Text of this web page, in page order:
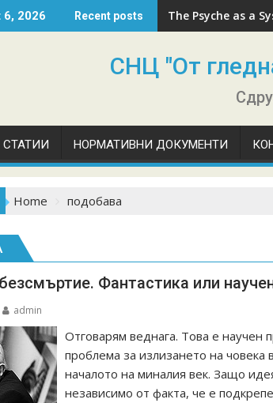
6, 2026 Recent posts The Psyche as a
СНЦ "От
СТАТИИ НОРМАТИВНИ ДОКУМЕНТИ
Home подобава
Фантастика или
admin
Отговарям веднага. Това е научен
проблема за излизането на човека
началото на миналия век. Защо
независимо от факта, че е